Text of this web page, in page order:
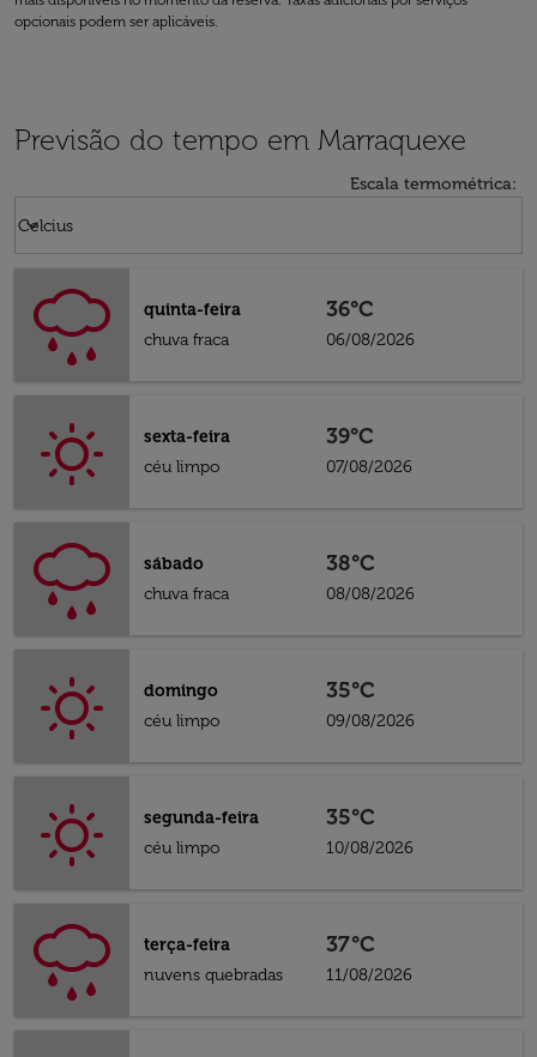
opcionais podem ser aplicáveis.
Previsão do tempo em Marraquexe
Escala termométrica:
Celcius
keyboard_arrow_down
quinta-feira
chuva fraca
36°C
06/08/2026
sexta-feira
céu limpo
39°C
07/08/2026
sábado
chuva fraca
38°C
08/08/2026
domingo
céu limpo
35°C
09/08/2026
segunda-feira
céu limpo
35°C
10/08/2026
terça-feira
nuvens quebradas
37°C
11/08/2026